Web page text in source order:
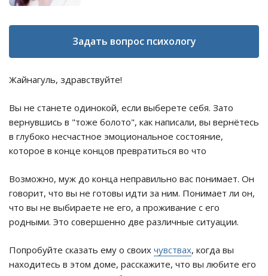
Задать вопрос психологу
Жайнагуль, здравствуйте!
Вы не станете одинокой, если выберете себя. Зато
вернувшись в "тоже болото", как написали, вы вернётесь
в глубоко несчастное эмоциональное состояние,
которое в конце концов превратиться во что
Возможно, муж до конца неправильно вас понимает. Он
говорит, что вы не готовы идти за ним. Понимает ли он,
что вы не выбираете не его, а проживание с его
родными. Это совершенно две различные ситуации.
Попробуйте сказать ему о своих чувствах, когда вы
находитесь в этом доме, расскажите, что вы любите его